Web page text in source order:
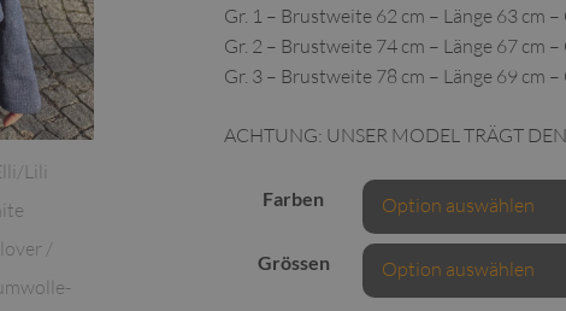
Gr. 1 – Brustweite 62 cm – Länge 63 cm –
Gr. 2 – Brustweite 74 cm – Länge 67 cm –
Gr. 3 – Brustweite 78 cm – Länge 69 cm –
ACHTUNG: UNSER MODEL TRÄGT
Farben
Grössen